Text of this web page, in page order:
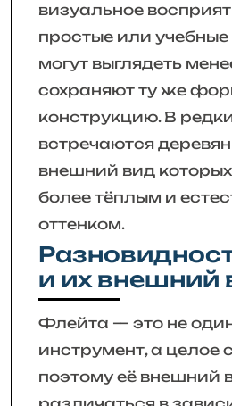
визуальное
простые или
могут выглядеть
сохраняют ту же
конструкцию. В
встречаются
внешний вид
более тёплым и
оттенком.
и их внешний
Флейта — это не
инструмент, а целое
поэтому её внешний